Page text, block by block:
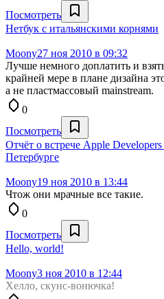
Посмотреть
Нетбук с итальянскими корнями
Moony27 ноя 2010 в 09:32
Лучше немного доплатить и
крайней мере в плане дизайна
а не пластмассовый mainstream.
0
Посмотреть
Отчёт о встрече Apple
Петербурге
Moony19 ноя 2010 в 13:44
Чтож они мрачные все такие.
0
Посмотреть
Hello, world!
Moony3 ноя 2010 в 12:44
Хелло, скунс-вонючка!